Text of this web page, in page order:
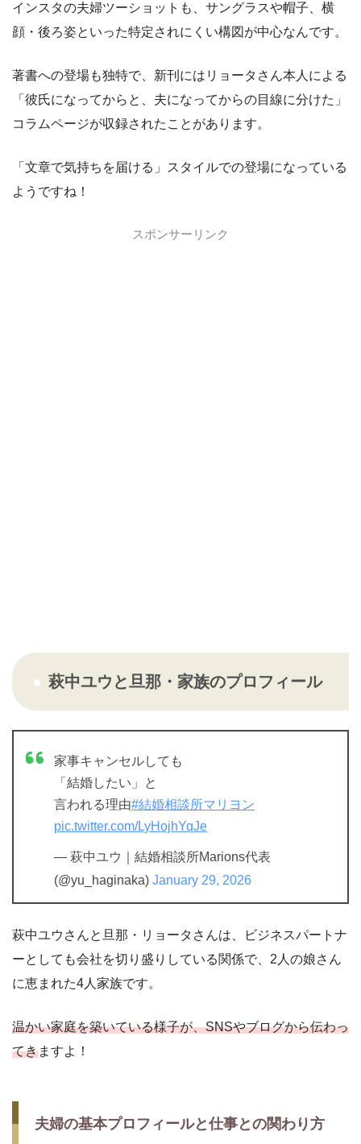
インスタの夫婦ツーショットも、サングラスや帽子、横
顔・後ろ姿といった特定されにくい構図が中心なんです。
著書への登場も独特で、新刊にはリョータさん本人による
「彼氏になってからと、夫になってからの目線に分けた」
コラムページが収録されたことがあります。
「文章で気持ちを届ける」スタイルでの登場になっている
ようですね！
スポンサーリンク
萩中ユウと旦那・家族のプロフィール
家事キャンセルしても
「結婚したい」と
言われる理由#結婚相談所マリヨン
pic.twitter.com/LyHojhYqJe
— 萩中ユウ｜結婚相談所Marions代表
(@yu_haginaka) January 29, 2026
萩中ユウさんと旦那・リョータさんは、ビジネスパートナ
ーとしても会社を切り盛りしている関係で、2人の娘さん
に恵まれた4人家族です。
温かい家庭を築いている様子が、SNSやブログから伝わっ
てきますよ！
夫婦の基本プロフィールと仕事との関わり方